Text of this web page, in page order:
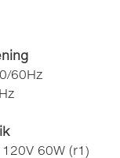
60Hz
60W (r1)